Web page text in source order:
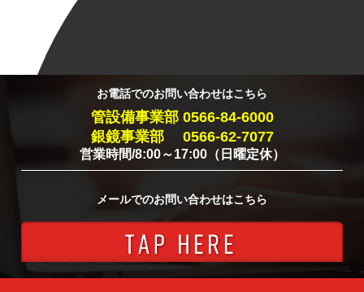
お電話でのお問い合わせはこちら
管設備事業部 0566-84-6000
銀鏡事業部 0566-62-7077
営業時間/8:00～17:00（日曜定休）
メールでのお問い合わせはこちら